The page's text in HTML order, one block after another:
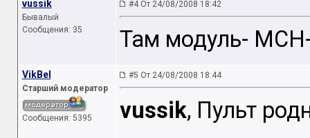
vussik
Бывалый
Сообщения: 35
#4 От 24/08/2008 18:42
Там модуль-
VikBel
Старший модератор
Сообщения: 5395
#5 От 24/08/2008 18:44
vussik, Пульт